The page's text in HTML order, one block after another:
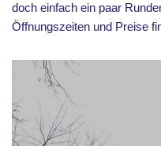
doch einfach ein paar
Öffnungszeiten und Preise